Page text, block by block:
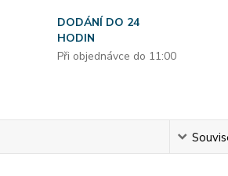
DODÁNÍ DO 24
HODIN
Při objednávce do 11:00